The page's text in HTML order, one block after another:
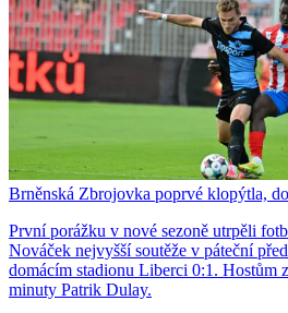
Brněnská Zbrojovka poprvé klopýtla,
První porážku v nové sezoně utrpěli
Nováček nejvyšší soutěže v páteční
domácím stadionu Liberci 0:1. Hostům
minuty Patrik Dulay.